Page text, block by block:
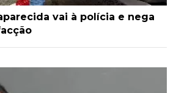
vai à polícia e nega